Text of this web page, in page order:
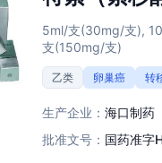
5ml/支(30mg/支),
支(150mg/支)
乙类 卵巢癌 转
生产企业：海口制药
批准文号： 国药准字